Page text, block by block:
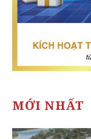
MỚI NHẤT